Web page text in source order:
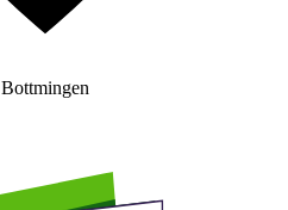
Bottmingen